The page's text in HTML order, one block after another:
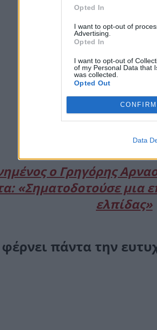
Opted In
I want to opt-out of
Advertising.
Opted In
I want to opt-out of
of my Personal Data that
was collected.
Opted Out
CONFIRM
Data
ο Γρηγόρης
«Σηματοδοτούσε μια
ελπίδας»
πάντα την